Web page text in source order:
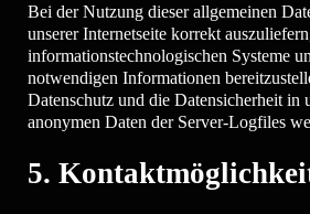
Bei der Nutzung dieser allgemeinen
unserer Internetseite korrekt
informationstechnologischen Systeme
notwendigen Informationen
Datenschutz und die Datensicherheit in
anonymen Daten der Server-Logfiles
5.